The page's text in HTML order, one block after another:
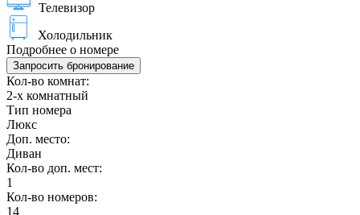
Телевизор
Холодильник
Подробнее о номере
Запросить бронирование
Кол-во комнат:
2-х комнатный
Тип номера
Люкс
Доп. место:
Диван
Кол-во доп. мест:
1
Кол-во номеров:
14